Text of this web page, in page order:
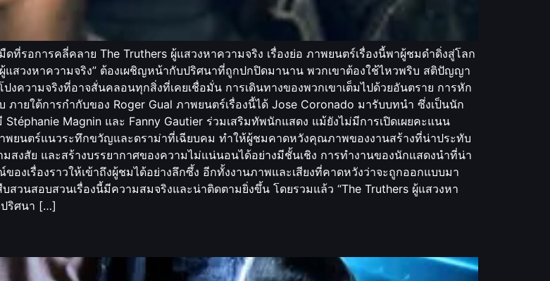
ที่รอการคลี่คลาย The Truthers ผู้แสวงหาความจริง เรื่องย่อ ภาพยนตร์เรื่องนี้พาผู้ชมดำดิ่งสู่โลก
สวงหาความจริง” ต้องเผชิญหน้ากับปริศนาที่ถูกปกปิดมานาน พวกเขาต้องใช้ไหวพริบ สติปัญญา
งความจริงที่อาจสั่นคลอนทุกสิ่งที่เคยเชื่อมั่น การเดินทางของพวกเขาเต็มไปด้วยอันตราย การหัก
ายใต้การกำกับของ Roger Gual ภาพยนตร์เรื่องนี้ได้ Jose Coronado มารับบทนำ ซึ่งเป็นนัก
Magnin และ Fanny Gautier ร่วมเสริมทัพนักแสดง แม้ยังไม่มีการเปิดเผยคะแนน
พยนตร์แนวระทึกขวัญและดราม่าที่เฉียบคม ทำให้ผู้ชมคาดหวังคุณภาพของงานสร้างที่น่าประทับ
มสงสัย และสร้างบรรยากาศของความไม่แน่นอนได้อย่างมีชั้นเชิง การทำงานของนักแสดงนำที่น่า
งเรื่องราวให้เข้าถึงผู้ชมได้อย่างลึกซึ้ง อีกทั้งงานภาพและเสียงที่คาดหวังว่าจะถูกออกแบบมา
วนสอบสวนเรื่องนี้มีความสมจริงและน่าติดตามยิ่งขึ้น โดยรวมแล้ว “The Truthers ผู้แสวงหา
ปริศนา […]